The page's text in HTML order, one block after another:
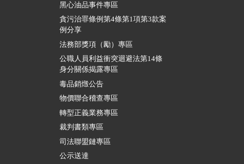
黑心油品事件專區
貪污治罪條例第4條第1項第3款案
例分享
法務部獎項（勵）專區
公職人員利益衝突迴避法第14條
身分關係揭露專區
毒品銷燬公告
物價聯合稽查專區
轉型正義業務專區
裁判書類專區
司法聯盟鏈專區
公示送達